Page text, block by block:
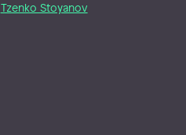
Tzenko Stoyanov